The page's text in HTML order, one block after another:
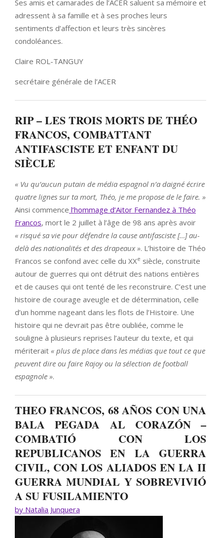
Ses amis et camarades de l’ACER saluent sa mémoire et
adressent à sa famille et à ses proches leurs
sentiments d’affection et leurs très sincères
condoléances.
Claire ROL-TANGUY
secrétaire générale de l’ACER
RIP – LES TROIS MORTS DE THÉO
FRANCOS, COMBATTANT
ANTIFASCISTE ET ENFANT DU
SIÈCLE
« Vu qu’aucun putain de média espagnol n’a daigné écrire
quatre lignes sur ta mort, Théo, je me propose de le faire. »
Ainsi commence l’hommage d’Aitor Fernandez à Théo
Francos, mort le 2 juillet à l’âge de 98 ans après avoir
« risqué sa vie pour défendre la cause antifasciste […] au-
delà des nationalités et des drapeaux ». L’histoire de Théo
Francos se confond avec celle du XXe siècle, construite
autour de guerres qui ont détruit des nations entières
et de causes qui ont tenté de les reconstruire. C’est une
histoire de courage aveugle et de détermination, celle
d’un homme nageant dans les flots de l’Histoire. Une
histoire qui ne devrait pas être oubliée, comme le
souligne à plusieurs reprises l’auteur du texte, et qui
mériterait « plus de place dans les médias que tout ce que
peuvent dire ou faire Rajoy ou la sélection de football
espagnole ».
THEO FRANCOS, 68 AÑOS CON UNA
BALA PEGADA AL CORAZÓN –
COMBATIÓ CON LOS
REPUBLICANOS EN LA GUERRA
CIVIL, CON LOS ALIADOS EN LA II
GUERRA MUNDIAL Y SOBREVIVIÓ
A SU FUSILAMIENTO
by Natalia Junquera